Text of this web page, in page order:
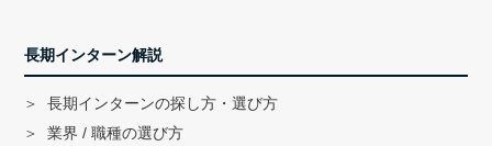
長期インターン解説
長期インターンの探し方・選び方
業界 / 職種の選び方